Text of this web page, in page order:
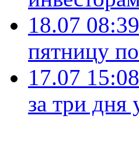
18.07 08:39
пятницу
17.07 15:08
за три дня